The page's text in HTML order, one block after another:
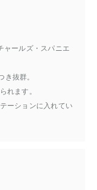
ャールズ・スパニエ
抜群。
れます。
ーションに入れてい